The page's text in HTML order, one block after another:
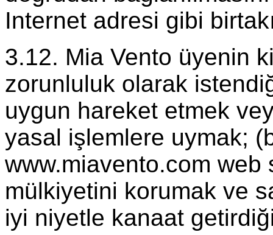
Internet adresi gibi
3.12. Mia Vento üyenin
zorunluluk olarak
uygun hareket etmek
yasal işlemlere uymak;
www.miavento.com web
mülkiyetini korumak ve
iyi niyetle kanaat